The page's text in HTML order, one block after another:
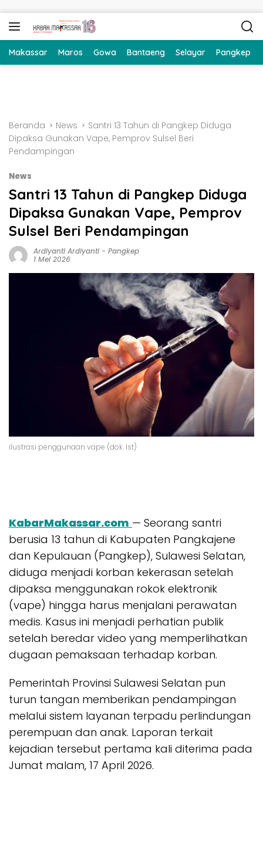
Makassar Maros Gowa Bantaeng Selayar Pangkep
Beranda News
Santri 13 Tahun di Pangkep Diduga
Dipaksa Gunakan Vape, Pemprov Sulsel Beri
Pendampingan
News
Santri 13 Tahun di Pangkep Diduga
Dipaksa Gunakan Vape, Pemprov
Sulsel Beri Pendampingan
Ardiyanti Ardiyanti- Pangkep
1 Mei 2026
ilustrasi penggunaan vape (dok. Ist)
KabarMakassar.com — Seorang santri
berusia 13 tahun di Kabupaten Pangkajene
dan Kepulauan (Pangkep), Sulawesi Selatan,
diduga menjadi korban kekerasan setelah
dipaksa menggunakan rokok elektronik
(vape) hingga harus menjalani perawatan
medis. Kasus ini menjadi perhatian publik
setelah beredar video yang memperlihatkan
dugaan pemaksaan terhadap korban.
Pemerintah Provinsi Sulawesi Selatan pun
turun tangan memberikan pendampingan
melalui sistem layanan terpadu perlindungan
perempuan dan anak. Laporan terkait
kejadian tersebut pertama kali diterima pada
Jumat malam, 17 April 2026.